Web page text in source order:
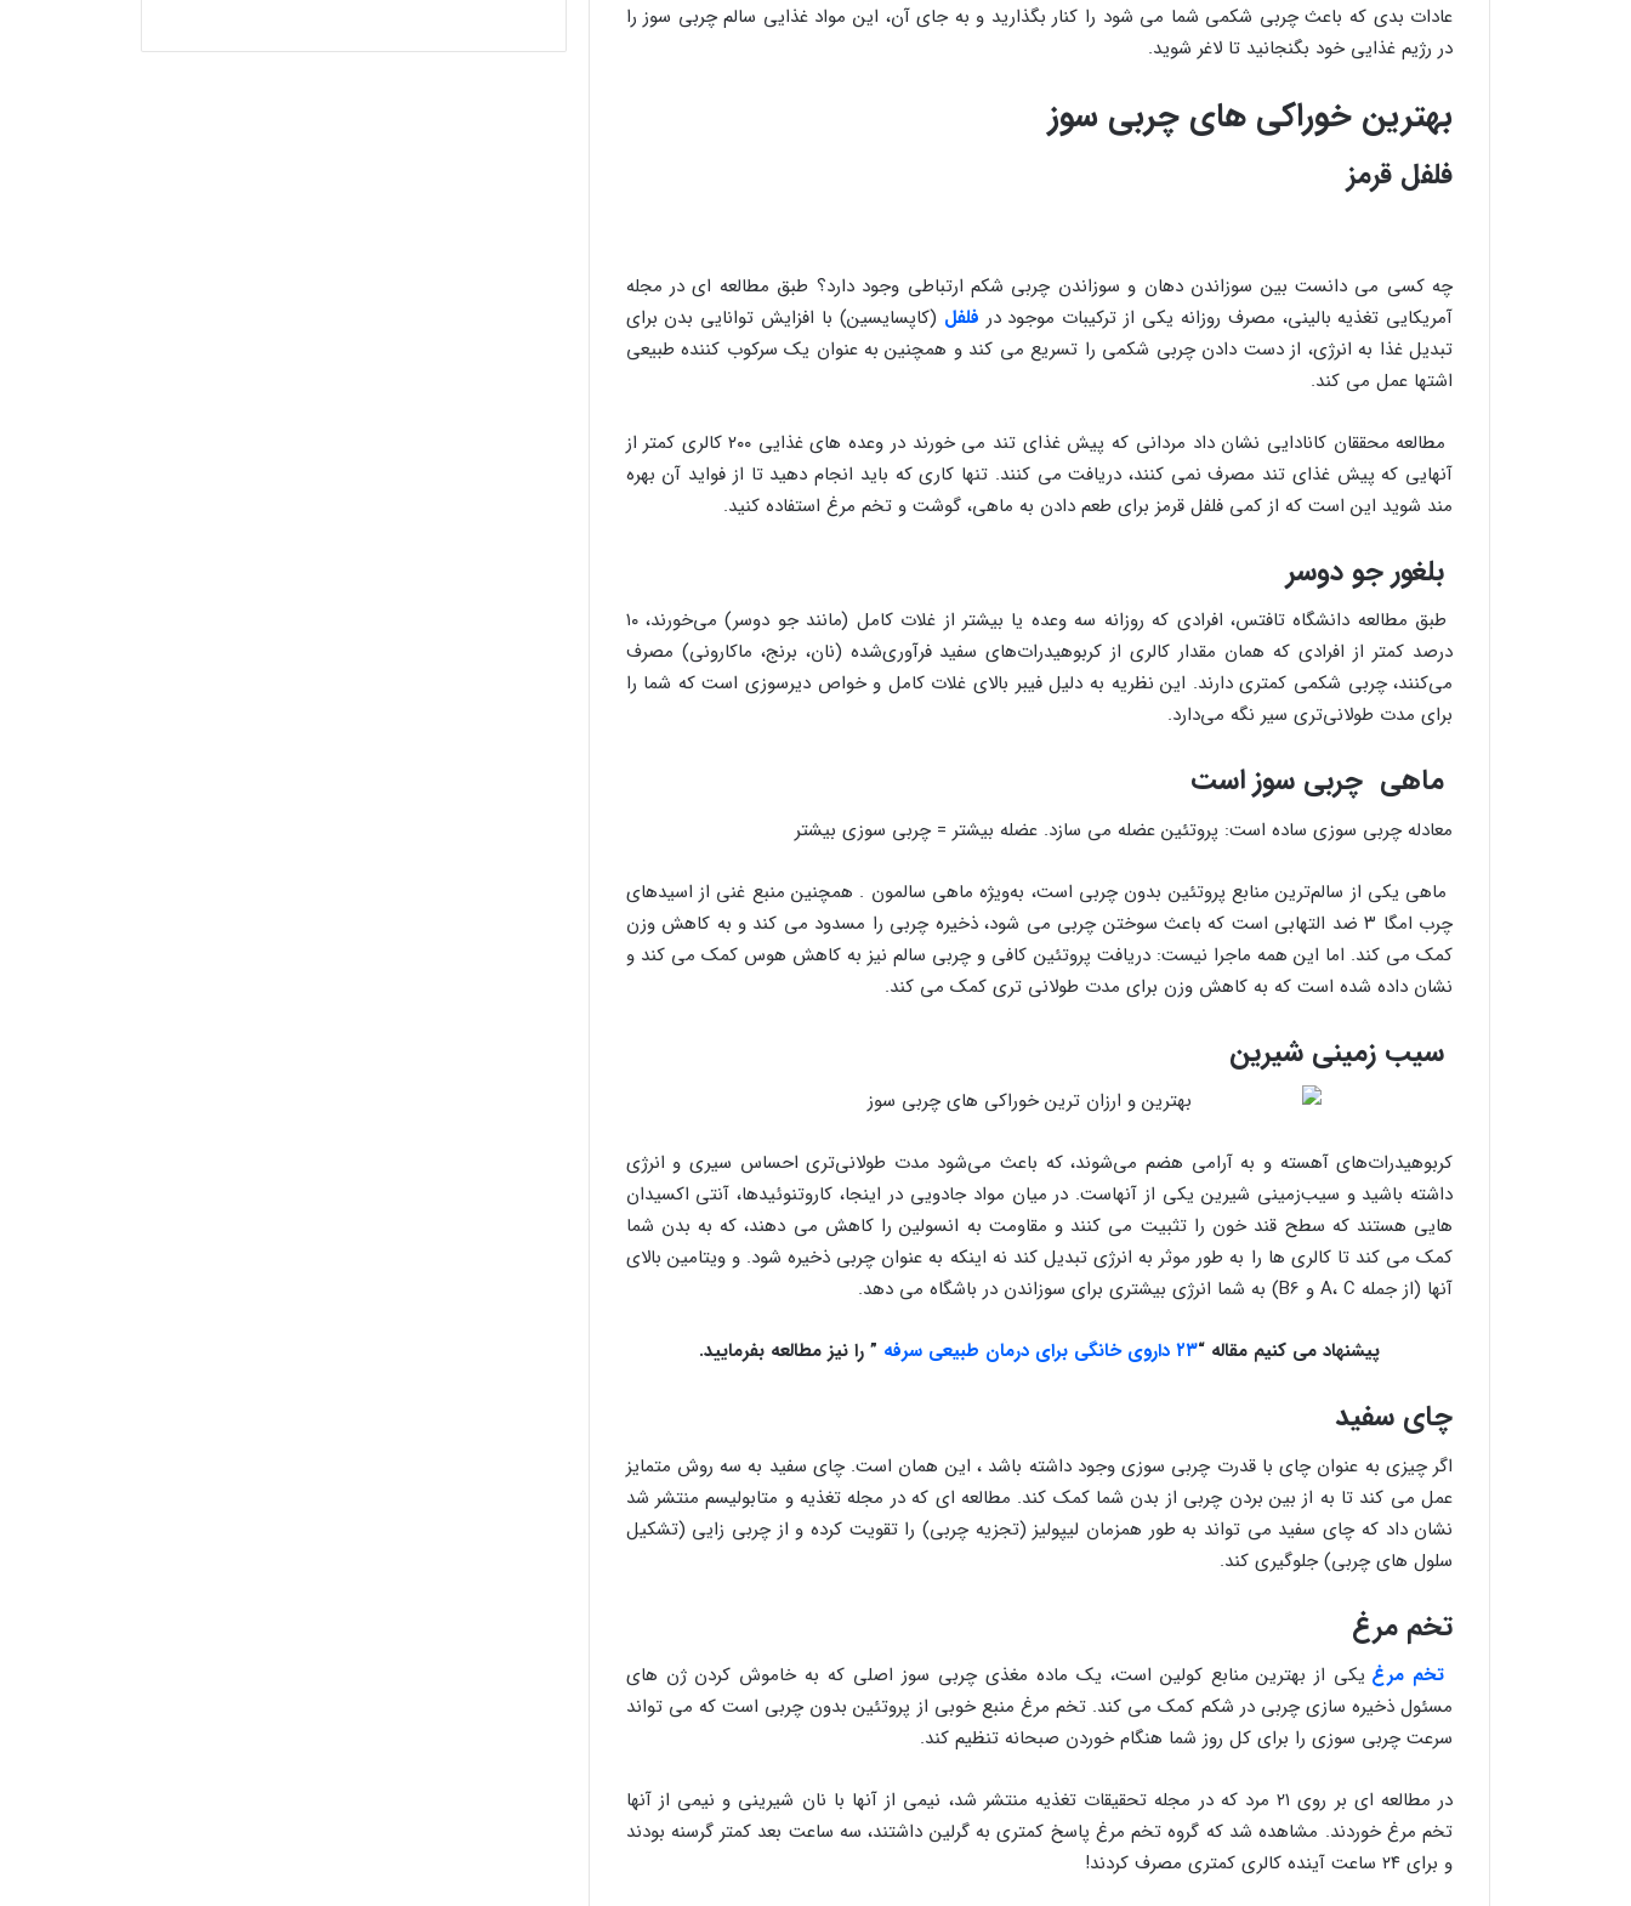
عادات بدی که باعث چربی شکمی شما می شود را کنار بگذارید و به جای آن، این مواد غذایی سالم چربی سوز را
در رژیم غذایی خود بگنجانید تا لاغر شوید.
بهترین خوراکی های چربی سوز
فلفل قرمز
چه کسی می دانست بین سوزاندن دهان و سوزاندن چربی شکم ارتباطی وجود دارد؟ طبق مطالعه ای در مجله
آمریکایی تغذیه بالینی، مصرف روزانه یکی از ترکیبات موجود در فلفل (کاپسایسین) با افزایش توانایی بدن برای
تبدیل غذا به انرژی، از دست دادن چربی شکمی را تسریع می کند و همچنین به عنوان یک سرکوب کننده طبیعی
اشتها عمل می کند.
مطالعه محققان کانادایی نشان داد مردانی که پیش غذای تند می خورند در وعده های غذایی ۲۰۰ کالری کمتر از
آنهایی که پیش غذای تند مصرف نمی کنند، دریافت می کنند. تنها کاری که باید انجام دهید تا از فواید آن بهره
مند شوید این است که از کمی فلفل قرمز برای طعم دادن به ماهی، گوشت و تخم مرغ استفاده کنید.
بلغور جو دوسر
طبق مطالعه دانشگاه تافتس، افرادی که روزانه سه وعده یا بیشتر از غلات کامل (مانند جو دوسر) می‌خورند، ۱۰
درصد کمتر از افرادی که همان مقدار کالری از کربوهیدرات‌های سفید فرآوری‌شده (نان، برنج، ماکارونی) مصرف
می‌کنند، چربی شکمی کمتری دارند. این نظریه به دلیل فیبر بالای غلات کامل و خواص دیرسوزی است که شما را
برای مدت طولانی‌تری سیر نگه می‌دارد.
ماهی چربی سوز است
معادله چربی سوزی ساده است: پروتئین عضله می سازد. عضله بیشتر = چربی سوزی بیشتر
ماهی یکی از سالم‌ترین منابع پروتئین بدون چربی است، به‌ویژه ماهی سالمون . همچنین منبع غنی از اسیدهای
چرب امگا ۳ ضد التهابی است که باعث سوختن چربی می شود، ذخیره چربی را مسدود می کند و به کاهش وزن
کمک می کند. اما این همه ماجرا نیست: دریافت پروتئین کافی و چربی سالم نیز به کاهش هوس کمک می کند و
نشان داده شده است که به کاهش وزن برای مدت طولانی تری کمک می کند.
سیب زمینی شیرین
کربوهیدرات‌های آهسته و به آرامی هضم می‌شوند، که باعث می‌شود مدت طولانی‌تری احساس سیری و انرژی
داشته باشید و سیب‌زمینی شیرین یکی از آنهاست. در میان مواد جادویی در اینجا، کاروتنوئیدها، آنتی اکسیدان
هایی هستند که سطح قند خون را تثبیت می کنند و مقاومت به انسولین را کاهش می دهند، که به بدن شما
کمک می کند تا کالری ها را به طور موثر به انرژی تبدیل کند نه اینکه به عنوان چربی ذخیره شود. و ویتامین بالای
آنها (از جمله A، C و B6) به شما انرژی بیشتری برای سوزاندن در باشگاه می دهد.
پیشنهاد می کنیم مقاله “۲۳ داروی خانگی برای درمان طبیعی سرفه ”را نیز مطالعه بفرمایید.
چای سفید
اگر چیزی به عنوان چای با قدرت چربی سوزی وجود داشته باشد ، این همان است. چای سفید به سه روش متمایز
عمل می کند تا به از بین بردن چربی از بدن شما کمک کند. مطالعه ای که در مجله تغذیه و متابولیسم منتشر شد
نشان داد که چای سفید می تواند به طور همزمان لیپولیز (تجزیه چربی) را تقویت کرده و از چربی زایی (تشکیل
سلول های چربی) جلوگیری کند.
تخم مرغ
تخم مرغ یکی از بهترین منابع کولین است، یک ماده مغذی چربی سوز اصلی که به خاموش کردن ژن های
مسئول ذخیره سازی چربی در شکم کمک می کند. تخم مرغ منبع خوبی از پروتئین بدون چربی است که می تواند
سرعت چربی سوزی را برای کل روز شما هنگام خوردن صبحانه تنظیم کند.
در مطالعه ای بر روی ۲۱ مرد که در مجله تحقیقات تغذیه منتشر شد، نیمی از آنها با نان شیرینی و نیمی از آنها
تخم مرغ خوردند. مشاهده شد که گروه تخم مرغ پاسخ کمتری به گرلین داشتند، سه ساعت بعد کمتر گرسنه بودند
و برای ۲۴ ساعت آینده کالری کمتری مصرف کردند!